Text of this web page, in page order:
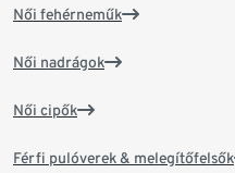
Női fehérneműk
Női nadrágok
Női cipők
Férfi pulóverek & melegítőfelsők